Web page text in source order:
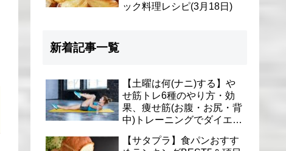
ック料理レシピ(3月18日)
新着記事一覧
【土曜は何(ナニ)する】や
せ筋トレ6種のやり方・効
果、痩せ筋(お腹・お尻・背
中)トレーニングでダイエッ
【サタプラ】食パンおすす